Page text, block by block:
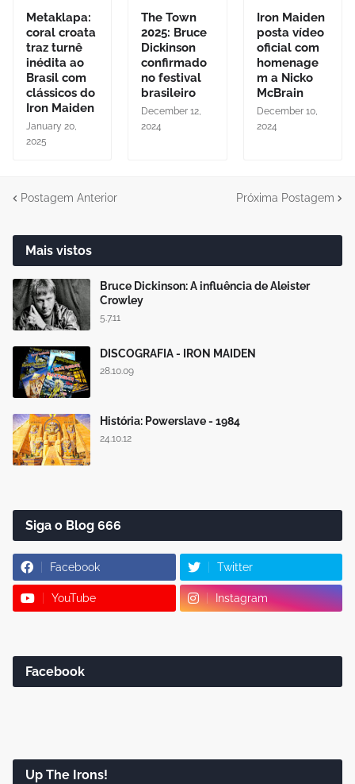
Metaklapa:
coral croata
traz turnê
inédita ao
Brasil com
clássicos do
Iron Maiden
January 20,
2025
The Town
2025: Bruce
Dickinson
confirmado
no festival
brasileiro
December 12,
2024
Iron Maiden
posta vídeo
oficial com
homenage
m a Nicko
McBrain
December 10,
2024
Postagem Anterior Próxima Postagem
Mais vistos
Bruce Dickinson: A influência de Aleister
Crowley
5.7.11
DISCOGRAFIA - IRON MAIDEN
28.10.09
História: Powerslave - 1984
24.10.12
Siga o Blog 666
Facebook Twitter
YouTube Instagram
Facebook
Up The Irons!